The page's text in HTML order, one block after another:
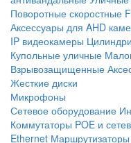
Поворотные скоростные
Аксессуары для AHD
IP видеокамеры
Купольные уличные
Взрывозащищенные
Жесткие диски
Микрофоны
Сетевое оборудование
Коммутаторы POE и
Ethernet Маршрутизаторы